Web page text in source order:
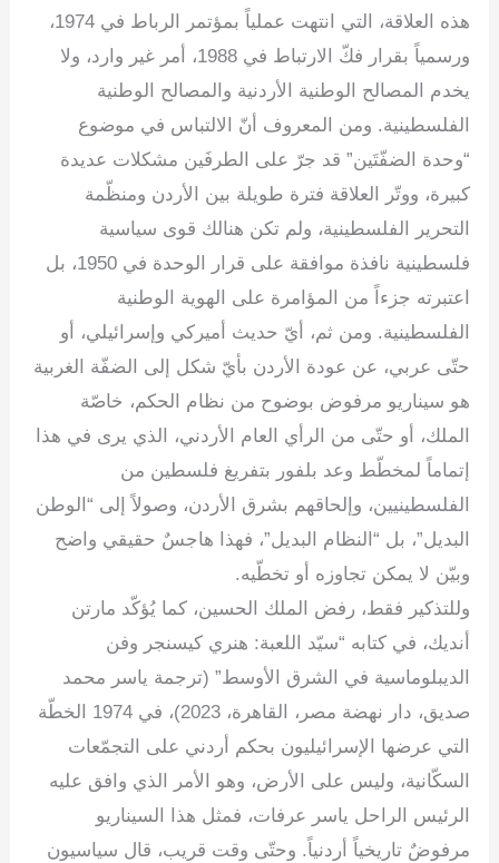
هذه العلاقة، التي انتهت عملياً بمؤتمر الرباط في 1974،
ورسمياً بقرار فكّ الارتباط في 1988، أمر غير وارد، ولا
يخدم المصالح الوطنية الأردنية والمصالح الوطنية
الفلسطينية. ومن المعروف أنّ الالتباس في موضوع
“وحدة الضفّتَين” قد جرّ على الطرفَين مشكلات عديدة
كبيرة، ووتّر العلاقة فترة طويلة بين الأردن ومنظّمة
التحرير الفلسطينية، ولم تكن هنالك قوى سياسية
فلسطينية نافذة موافقة على قرار الوحدة في 1950، بل
اعتبرته جزءاً من المؤامرة على الهوية الوطنية
الفلسطينية. ومن ثم، أيّ حديث أميركي وإسرائيلي، أو
حتّى عربي، عن عودة الأردن بأيّ شكل إلى الضفّة الغربية
هو سيناريو مرفوض بوضوح من نظام الحكم، خاصّة
الملك، أو حتّى من الرأي العام الأردني، الذي يرى في هذا
إتماماً لمخطّط وعد بلفور بتفريغ فلسطين من
الفلسطينيين، وإلحاقهم بشرق الأردن، وصولاً إلى “الوطن
البديل”، بل “النظام البديل”، فهذا هاجسٌ حقيقي واضح
وبيّن لا يمكن تجاوزه أو تخطّيه.
وللتذكير فقط، رفض الملك الحسين، كما يُؤكّد مارتن
أنديك، في كتابه “سيّد اللعبة: هنري كيسنجر وفن
الديبلوماسية في الشرق الأوسط” (ترجمة ياسر محمد
صديق، دار نهضة مصر، القاهرة، 2023)، في 1974 الخطّة
التي عرضها الإسرائيليون بحكم أردني على التجمّعات
السكّانية، وليس على الأرض، وهو الأمر الذي وافق عليه
الرئيس الراحل ياسر عرفات، فمثل هذا السيناريو
مرفوضٌ تاريخياً أردنياً. وحتّى وقت قريب، قال سياسيون